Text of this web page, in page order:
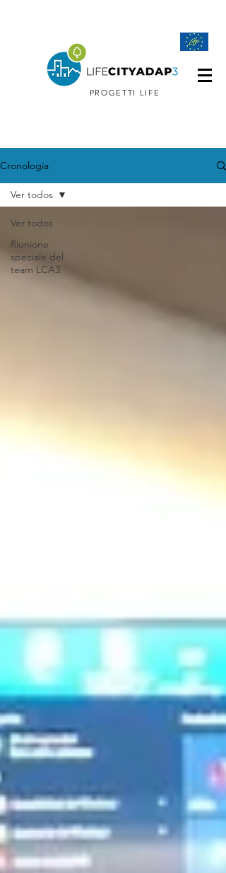
PROGETTI LIFE
Cronología
Ver todos
Riunione
speciale del
team LCA3
Ver todos